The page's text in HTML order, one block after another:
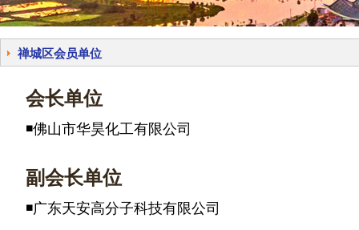
禅城区会员单位
会长单位
◾佛山市华昊化工有限公司
副会长单位
◾广东天安高分子科技有限公司